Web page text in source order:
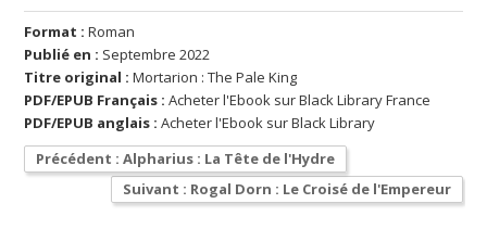
Format : Roman
Publié en : Septembre 2022
Titre original : Mortarion : The Pale King
PDF/EPUB Français : Acheter l'Ebook sur Black Library France
PDF/EPUB anglais : Acheter l'Ebook sur Black Library
Précédent : Alpharius : La Tête de l'Hydre
Suivant : Rogal Dorn : Le Croisé de l'Empereur